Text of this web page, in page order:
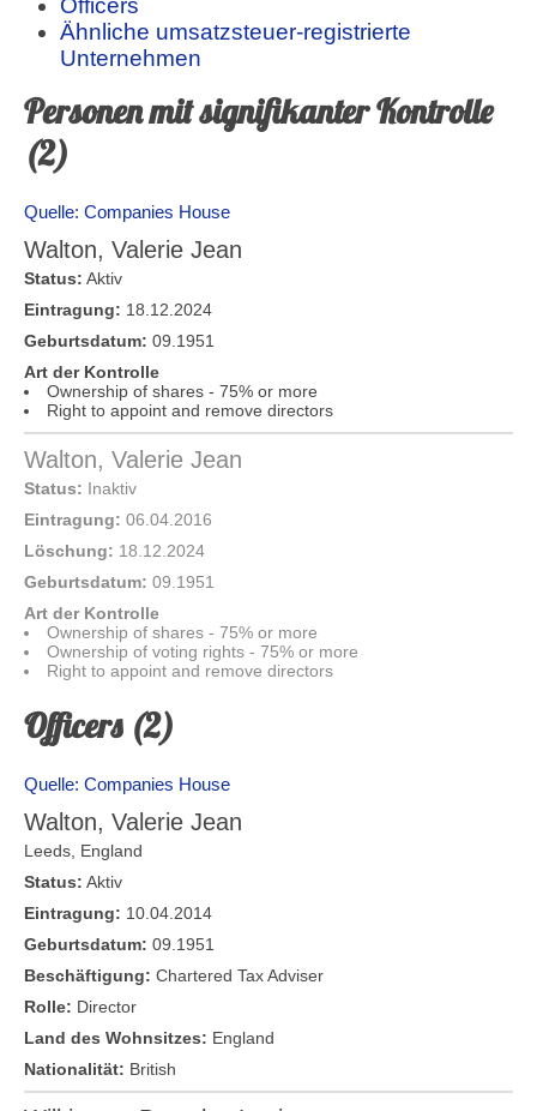
Officers
Ähnliche umsatzsteuer-registrierte
Unternehmen
Personen mit signifikanter Kontrolle
(2)
Quelle: Companies House
Walton, Valerie Jean
Status: Aktiv
Eintragung: 18.12.2024
Geburtsdatum: 09.1951
Art der Kontrolle
Ownership of shares - 75% or more
Right to appoint and remove directors
Walton, Valerie Jean
Status: Inaktiv
Eintragung: 06.04.2016
Löschung: 18.12.2024
Geburtsdatum: 09.1951
Art der Kontrolle
Ownership of shares - 75% or more
Ownership of voting rights - 75% or more
Right to appoint and remove directors
Officers (2)
Quelle: Companies House
Walton, Valerie Jean
Leeds England
Status: Aktiv
Eintragung: 10.04.2014
Geburtsdatum: 09.1951
Beschäftigung: Chartered Tax Adviser
Rolle: Director
Land des Wohnsitzes: England
Nationalität: British